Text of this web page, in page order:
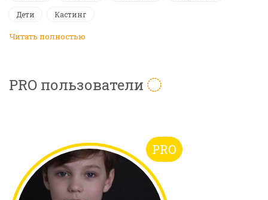
Дети Кастинг
Читать полностью
PRO пользователи
PRO